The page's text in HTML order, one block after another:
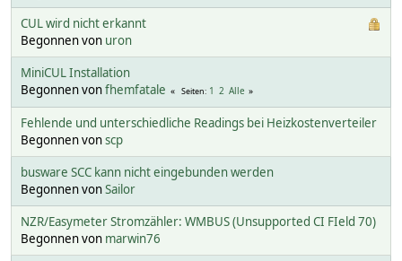
CUL wird nicht erkannt
Begonnen von uron
MiniCUL Installation
Begonnen vonfhemfatale Seiten 1 2 Alle
Fehlende und unterschiedliche Readings bei Heizkostenverteiler
Begonnen vonscp
busware SCC kann nicht eingebunden werden
Begonnen vonSailor
NZR/Easymeter Stromzähler: WMBUS (Unsupported CI FIeld 70)
Begonnen von marwin76